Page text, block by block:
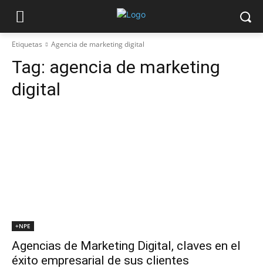
Etiquetas Agencia de marketing digital
Tag: agencia de marketing
digital
+NPE
Agencias de Marketing Digital, claves en el
éxito empresarial de sus clientes